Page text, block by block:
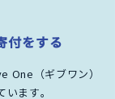
付をする
One（ギブワン）
います。